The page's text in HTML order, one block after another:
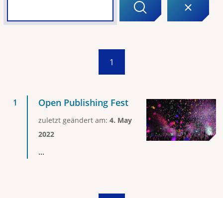
1
Open Publishing Fest
zuletzt geändert am: 4. May
2022
...